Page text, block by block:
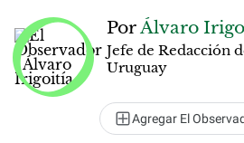
PorÁlvaro
Jefe de Redacción
Uruguay
Agregar El